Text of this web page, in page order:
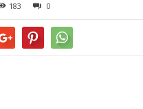
183 0